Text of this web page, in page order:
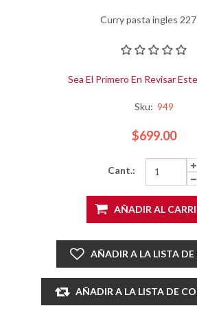
Curry pasta ingles
Sea El Primero En Revisar
Sku: 949
$699.00
Cant.:
AÑADIR AL
AÑADIR A LA LISTA DE
AÑADIR A LA LISTA DE